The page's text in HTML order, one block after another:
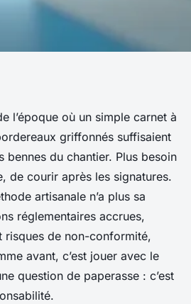
des
des meilleurs
•9 min de lecture
l’époque où un simple carnet à
griffonnés suffisaient
bennes du chantier. Plus besoin
de courir après les signatures.
artisanale n’a plus sa
réglementaires accrues,
risques de non-conformité,
avant, c’est jouer avec le
question de paperasse : c’est